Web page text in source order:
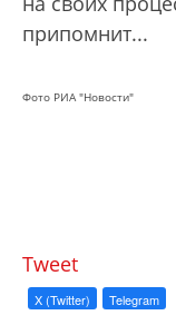
припомнит...
Фото РИА "Новости"
Tweet
X (Twitter) Telegram